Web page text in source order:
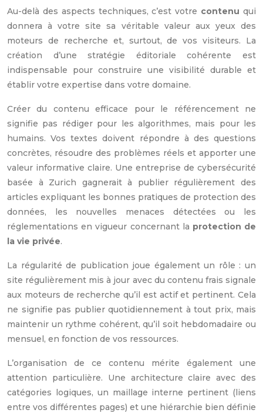
Au-delà des aspects techniques, c’est votre contenu qui
donnera à votre site sa véritable valeur aux yeux des
moteurs de recherche et, surtout, de vos visiteurs. La
création d’une stratégie éditoriale cohérente est
indispensable pour construire une visibilité durable et
établir votre expertise dans votre domaine.
Créer du contenu efficace pour le référencement ne
signifie pas rédiger pour les algorithmes, mais pour les
humains. Vos textes doivent répondre à des questions
concrètes, résoudre des problèmes réels et apporter une
valeur informative claire. Une entreprise de cybersécurité
basée à Zurich gagnerait à publier régulièrement des
articles expliquant les bonnes pratiques de protection des
données, les nouvelles menaces détectées ou les
réglementations en vigueur concernant la protection de
la vie privée.
La régularité de publication joue également un rôle : un
site régulièrement mis à jour avec du contenu frais signale
aux moteurs de recherche qu’il est actif et pertinent. Cela
ne signifie pas publier quotidiennement à tout prix, mais
maintenir un rythme cohérent, qu’il soit hebdomadaire ou
mensuel, en fonction de vos ressources.
L’organisation de ce contenu mérite également une
attention particulière. Une architecture claire avec des
catégories logiques, un maillage interne pertinent (liens
entre vos différentes pages) et une hiérarchie bien définie